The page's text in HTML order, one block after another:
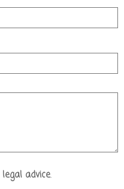
legal advice.